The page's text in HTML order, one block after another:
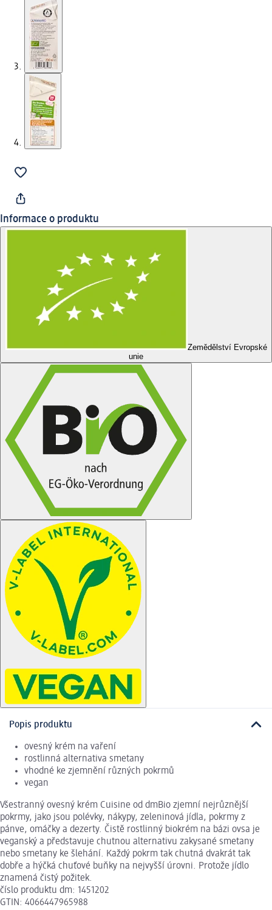
Informace o produktu
Zemědělství Evropské
unie
Popis produktu
ovesný krém na vaření
rostlinná alternativa smetany
vhodné ke zjemnění různých pokrmů
vegan
Všestranný ovesný krém Cuisine od dmBio zjemní nejrůznější
pokrmy, jako jsou polévky, nákypy, zeleninová jídla, pokrmy z
pánve, omáčky a dezerty. Čistě rostlinný biokrém na bázi ovsa je
veganský a představuje chutnou alternativu zakysané smetany
nebo smetany ke šlehání. Každý pokrm tak chutná dvakrát tak
dobře a hýčká chuťové buňky na nejvyšší úrovni. Protože jídlo
znamená čistý požitek.
číslo produktu dm: 1451202
GTIN: 4066447965988